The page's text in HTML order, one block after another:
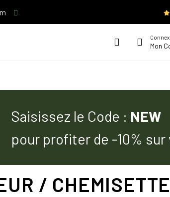
Mon
Saisissez le Code : NEW
pour profiter de -10%
/ CHEMISETTE